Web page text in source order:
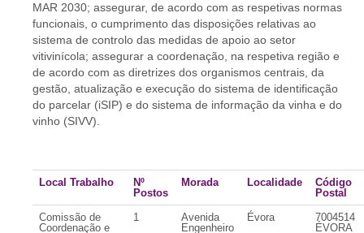
MAR 2030; assegurar, de acordo com as respetivas normas
funcionais, o cumprimento das disposições relativas ao
sistema de controlo das medidas de apoio ao setor
vitivinícola; assegurar a coordenação, na respetiva região e
de acordo com as diretrizes dos organismos centrais, da
gestão, atualização e execução do sistema de identificação
do parcelar (iSIP) e do sistema de informação da vinha e do
vinho (SIVV).
Local Trabalho
Nº
Postos
Morada Localidade
Código
Postal
Comissão de
Coordenação e
1
Avenida
Engenheiro
Évora
7004514
ÉVORA